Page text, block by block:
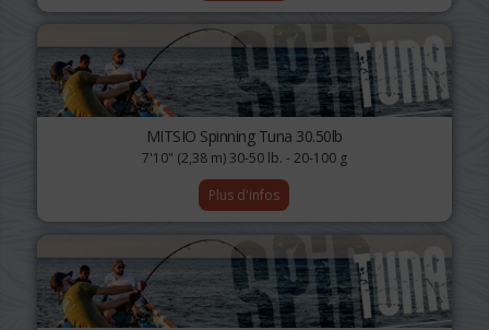
MITSIO Spinning Tuna 30.50lb
7'10" (2,38 m) 30-50 lb. - 20-100 g
Plus d'infos